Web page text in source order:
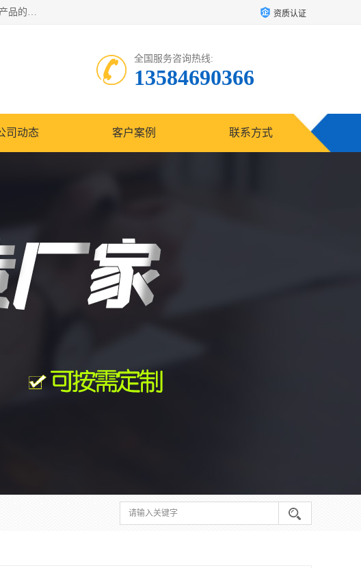
南通科达机床制造有限公司主要生产液压机、冲床、压力机等产品；本公司采用现代化企业的管理方法进行管理，立足于产品的质量管理，以优秀的品质、新颖的设计、合理的价格、完善的服务赢得广大客户的充分信赖和良好的口碑。领导层将运用科学管理方法及长期积累下来的经验和广泛领域吸取来新的技术不断调整产品结构，为市场提供精良的各类机械设备。企业将坚持与国内外各界朋友，真诚合作，共创辉煌。 资质认证
全国服务咨询热线:
13584690366
司动态 客户案例 联系方式